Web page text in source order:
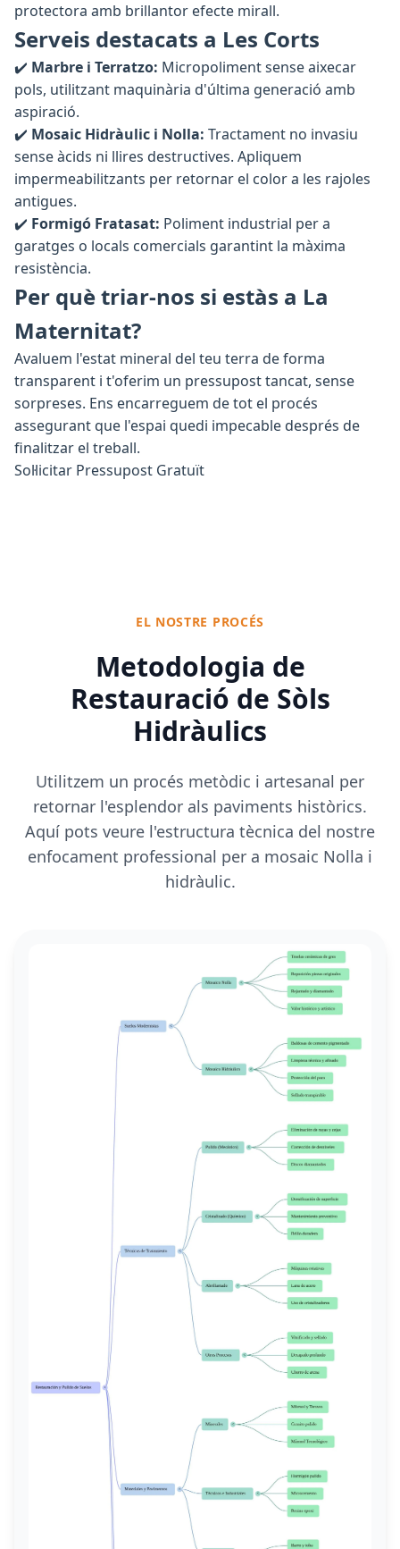
protectora amb brillantor efecte mirall.
Serveis destacats a Les Corts
✔️ Marbre i Terratzo: Micropoliment sense aixecar
pols, utilitzant maquinària d'última generació amb
aspiració.
✔️ Mosaic Hidràulic i Nolla: Tractament no invasiu
sense àcids ni llires destructives. Apliquem
impermeabilitzants per retornar el color a les rajoles
antigues.
✔️ Formigó Fratasat: Poliment industrial per a
garatges o locals comercials garantint la màxima
resistència.
Per què triar-nos si estàs a La
Maternitat?
Avaluem l'estat mineral del teu terra de forma
transparent i t'oferim un pressupost tancat, sense
sorpreses. Ens encarreguem de tot el procés
assegurant que l'espai quedi impecable després de
finalitzar el treball.
Sol·licitar Pressupost Gratuït
EL NOSTRE PROCÉS
Metodologia de
Restauració de Sòls
Hidràulics
Utilitzem un procés metòdic i artesanal per
retornar l'esplendor als paviments històrics.
Aquí pots veure l'estructura tècnica del nostre
enfocament professional per a mosaic Nolla i
hidràulic.